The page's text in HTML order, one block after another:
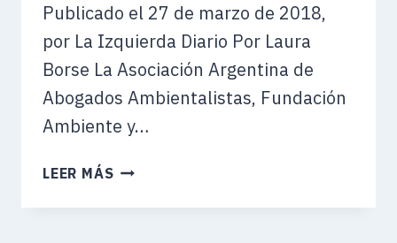
Publicado el 27 de marzo de 2018,
por La Izquierda Diario Por Laura
Borse La Asociación Argentina de
Abogados Ambientalistas, Fundación
Ambiente y…
LEER MÁS LEY
GLACIARES: